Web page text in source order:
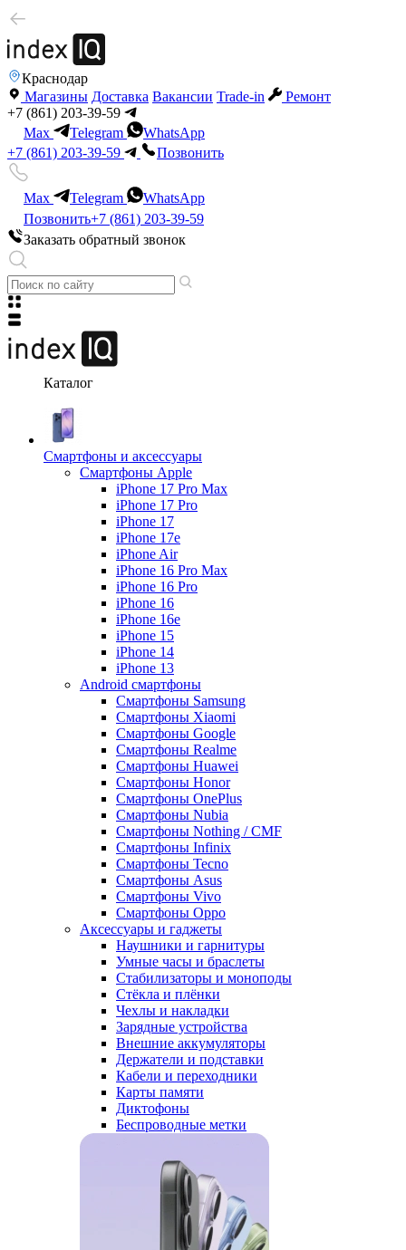
Краснодар
Магазины Доставка Вакансии Trade-in
Ремонт
+7 (861) 203-39-59
Max
Telegram
WhatsApp
+7 (861) 203-39-59
Позвонить
Max Telegram
WhatsApp
Позвонить+7 (861) 203-39-59
Заказать обратный звонок
Каталог
Смартфоны и аксессуары
Смартфоны Apple
iPhone 17 Pro Max
iPhone 17 Pro
iPhone 17
iPhone 17e
iPhone Air
iPhone 16 Pro Max
iPhone 16 Pro
iPhone 16
iPhone 16e
iPhone 15
iPhone 14
iPhone 13
Android cмартфоны
Смартфоны Samsung
Смартфоны Xiaomi
Смартфоны Google
Смартфоны Realme
Смартфоны Huawei
Смартфоны Honor
Смартфоны OnePlus
Смартфоны Nubia
Смартфоны Nothing / CMF
Смартфоны Infinix
Смартфоны Tecno
Смартфоны Asus
Смартфоны Vivo
Смартфоны Oppo
Аксессуары и гаджеты
Наушники и гарнитуры
Умные часы и браслеты
Стабилизаторы и моноподы
Стёкла и плёнки
Чехлы и накладки
Зарядные устройства
Внешние аккумуляторы
Держатели и подставки
Кабели и переходники
Карты памяти
Диктофоны
Беспроводные метки